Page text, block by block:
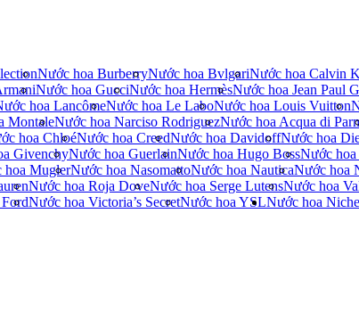
Nước hoa BurberryNước hoa BvlgariNước hoa Calvin
Nước hoa GucciNước hoa HermèsNước hoa Jean Paul
hoa LancômeNước hoa Le LaboNước hoa Louis Vuitton
MontaleNước hoa Narciso RodriguezNước hoa Acqua di
hoa ChloéNước hoa CreedNước hoa DavidoffNước hoa
GivenchyNước hoa GuerlainNước hoa Hugo BossNước
hoa MuglerNước hoa NasomattoNước hoa NauticaNước hoa
Nước hoa Roja DoveNước hoa Serge LutensNước hoa
Nước hoa Victoria’s SecretNước hoa YSLNước hoa Niche